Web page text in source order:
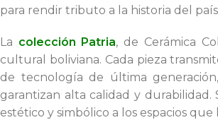
para rendir tributo a la historia del
La colección Patria, de Cerámica
cultural boliviana. Cada pieza
de tecnología de última
garantizan alta calidad y
estético y simbólico a los espacios que